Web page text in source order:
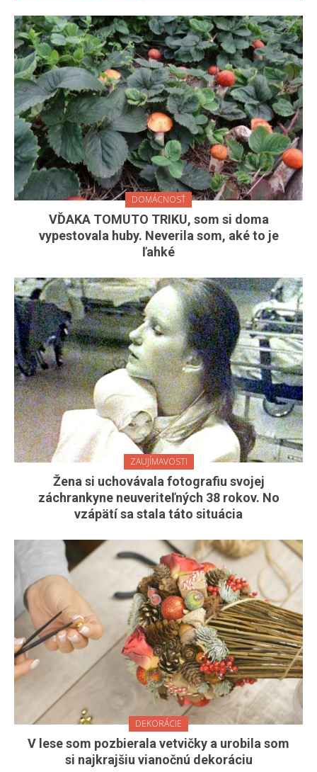
DOMÁCNOSŤ
VĎAKA TOMUTO TRIKU, som si doma
vypestovala huby. Neverila som, aké to je
ľahké
ZAUJÍMAVOSTI
Žena si uchovávala fotografiu svojej
záchrankyne neuveriteľných 38 rokov. No
vzápätí sa stala táto situácia
DEKORÁCIE
V lese som pozbierala vetvičky a urobila som
si najkrajšiu vianočnú dekoráciu